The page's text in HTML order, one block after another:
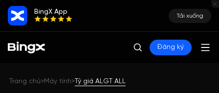
BingX App
Tải xuống
Đăng ký
Trang chủ>Máy tính>Tỷ giá ALGT ALL